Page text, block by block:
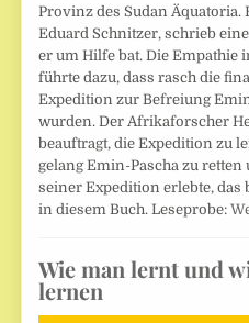
Provinz des Sudan
Eduard Schnitzer, schrieb
er um Hilfe bat. Die
führte dazu, dass rasch die
Expedition zur Befreiung
wurden. Der Afrikaforscher
beauftragt, die Expedition zu
gelang Emin-Pascha zu
seiner Expedition erlebte, das
in diesem Buch. Leseprobe:
Wie man lernt und
lernen